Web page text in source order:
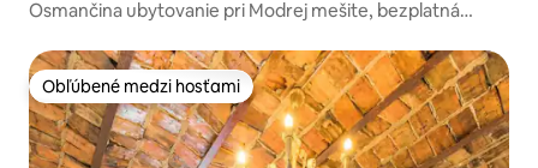
Osmančina ubytovanie pri Modrej mešite, bezplatná
Obľúbené medzi hosťami
Obľúbené medzi hosťami